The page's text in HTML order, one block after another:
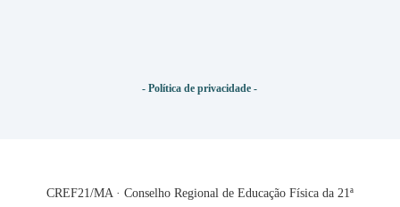
- Política de privacidade -
CREF21/MA · Conselho Regional de Educação Física da 21ª